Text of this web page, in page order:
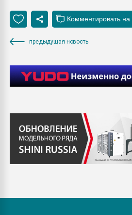
предыдущая новость